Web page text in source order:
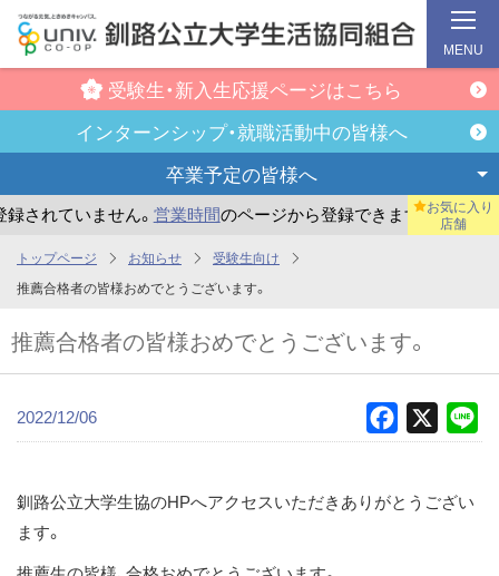
コ
ン
受験生・新入生応援ページはこちら
インターンシップ・就職活動中の皆様へ
卒業予定の皆様へ
れていません。営業時間のページから登録できます。 ま
お気に入り
店舗
MENU
トップページ お知らせ
受験生向け
推薦合格者の皆様おめでとうございます。
推薦合格者の皆様おめでとうございます。
2022/12/06 Facebook
釧路公立大学生協のHPへアクセスいただきありがとうござい
ます。